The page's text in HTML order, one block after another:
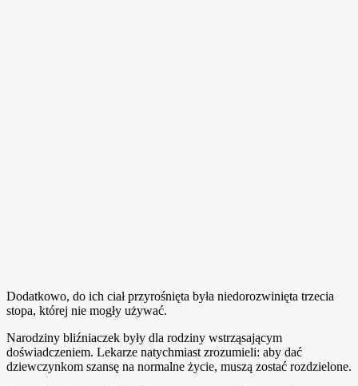
Dodatkowo, do ich ciał przyrośnięta była niedorozwinięta trzecia
stopa, której nie mogły używać.
Narodziny bliźniaczek były dla rodziny wstrząsającym
doświadczeniem. Lekarze natychmiast zrozumieli: aby dać
dziewczynkom szansę na normalne życie, muszą zostać rozdzielone.